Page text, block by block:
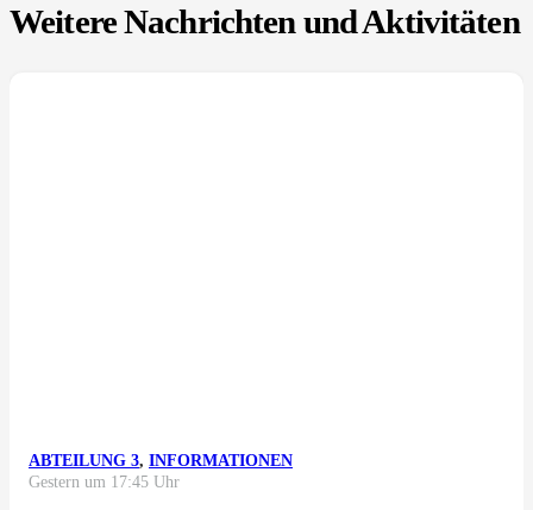
Weitere Nachrichten und Aktivitäten
ABTEILUNG 3, INFORMATIONEN
Gestern um 17:45 Uhr